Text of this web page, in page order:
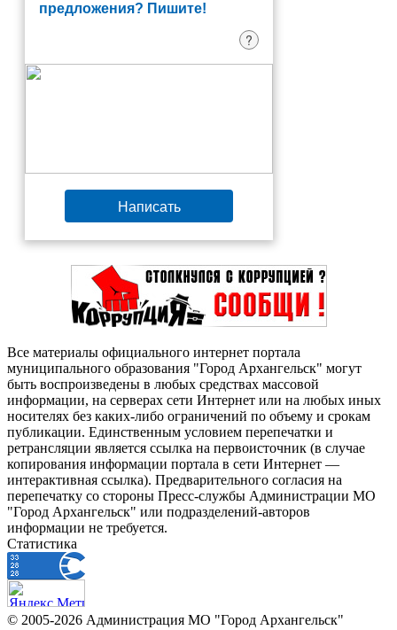
предложения? Пишите!
?
Написать
Все материалы официального интернет портала
муниципального образования "Город Архангельск" могут
быть воспроизведены в любых средствах массовой
информации, на серверах сети Интернет или на любых иных
носителях без каких-либо ограничений по объему и срокам
публикации. Единственным условием перепечатки и
ретрансляции является ссылка на первоисточник (в случае
копирования информации портала в сети Интернет —
интерактивная ссылка). Предварительного согласия на
перепечатку со стороны Пресс-службы Администрации МО
"Город Архангельск" или подразделений-авторов
информации не требуется.
Статистика
© 2005-2026 Администрация МО "Город Архангельск"